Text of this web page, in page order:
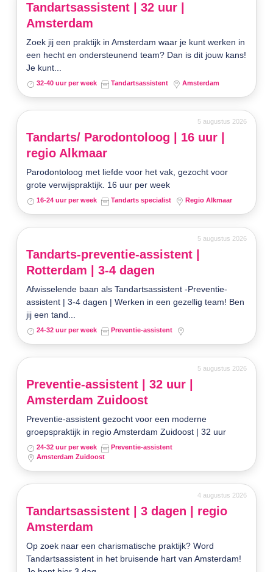
Tandartsassistent | 32 uur |
Amsterdam
Zoek jij een praktijk in Amsterdam waar je kunt werken in
een hecht en ondersteunend team? Dan is dit jouw kans!
Je kunt...
32-40 uur per week Tandartsassistent Amsterdam
5 augustus 2026
Tandarts/ Parodontoloog | 16 uur |
regio Alkmaar
Parodontoloog met liefde voor het vak, gezocht voor
grote verwijspraktijk. 16 uur per week
16-24 uur per week Tandarts specialist Regio Alkmaar
5 augustus 2026
Tandarts-preventie-assistent |
Rotterdam | 3-4 dagen
Afwisselende baan als Tandartsassistent -Preventie-
assistent | 3-4 dagen | Werken in een gezellig team! Ben
jij een tand...
24-32 uur per week Preventie-assistent
5 augustus 2026
Preventie-assistent | 32 uur |
Amsterdam Zuidoost
Preventie-assistent gezocht voor een moderne
groepspraktijk in regio Amsterdam Zuidoost | 32 uur
24-32 uur per week
Preventie-assistent
Amsterdam Zuidoost
4 augustus 2026
Tandartsassistent | 3 dagen | regio
Amsterdam
Op zoek naar een charismatische praktijk? Word
Tandartsassistent in het bruisende hart van Amsterdam!